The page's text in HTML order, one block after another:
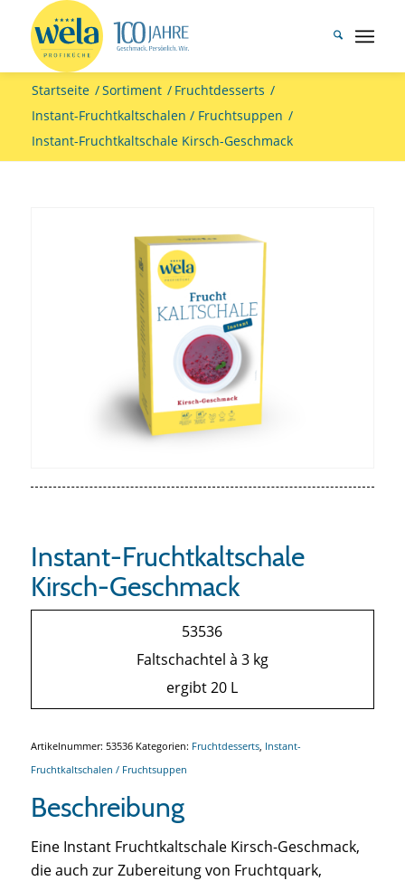
Startseite /Sortiment / Fruchtdesserts /
Instant-Fruchtkaltschalen / Fruchtsuppen /
Instant-Fruchtkaltschale Kirsch-Geschmack
Instant-Fruchtkaltschale
Kirsch-Geschmack
53536
Faltschachtel à 3 kg
ergibt 20 L
Artikelnummer: 53536 Kategorien: Fruchtdesserts, Instant-
Fruchtkaltschalen / Fruchtsuppen
Beschreibung
Eine Instant Fruchtkaltschale Kirsch-Geschmack,
die auch zur Zubereitung von Fruchtquark,